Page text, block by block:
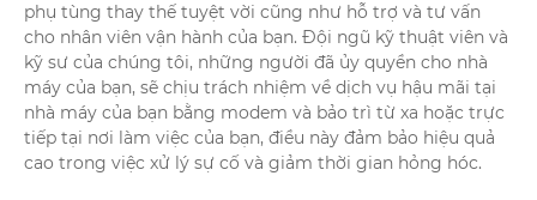
phụ tùng thay thế tuyệt vời cũng như hỗ trợ và tư vấn
cho nhân viên vận hành của bạn. Đội ngũ kỹ thuật viên và
kỹ sư của chúng tôi, những người đã ủy quyền cho nhà
máy của bạn, sẽ chịu trách nhiệm về dịch vụ hậu mãi tại
nhà máy của bạn bằng modem và bảo trì từ xa hoặc trực
tiếp tại nơi làm việc của bạn, điều này đảm bảo hiệu quả
cao trong việc xử lý sự cố và giảm thời gian hỏng hóc.